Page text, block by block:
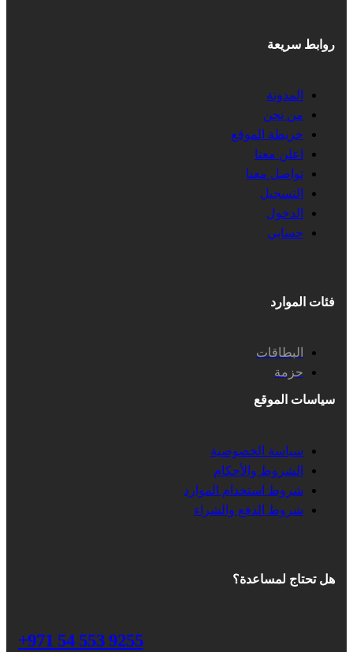
روابط سريعة
المدونة
من نحن
خريطة الموقع
اعلن معنا
تواصل معنا
التسجيل
الدخول
حسابي
فئات الموارد
البطاقات
حزمة
سياسات الموقع
سياسة الخصوصية
الشروط والأحكام
شروط استخدام الموارد
شروط الدفع والشراء
هل تحتاج لمساعدة؟
+971 54 553 9255